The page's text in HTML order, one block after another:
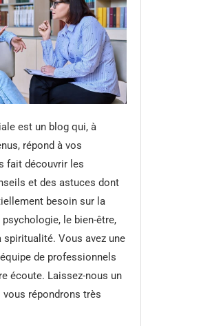
est un blog qui, à
répond à vos
fait découvrir les
et des astuces dont
besoin sur la
le bien-être,
spiritualité. Vous avez une
de professionnels
écoute. Laissez-nous un
répondrons très